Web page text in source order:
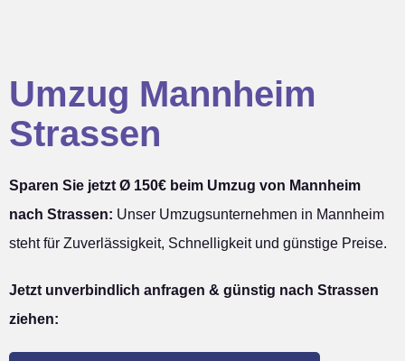
Umzug Mannheim
Strassen
Sparen Sie jetzt Ø 150€ beim Umzug von Mannheim
nach Strassen: Unser Umzugsunternehmen in Mannheim
steht für Zuverlässigkeit, Schnelligkeit und günstige Preise.
Jetzt unverbindlich anfragen & günstig nach Strassen
ziehen: